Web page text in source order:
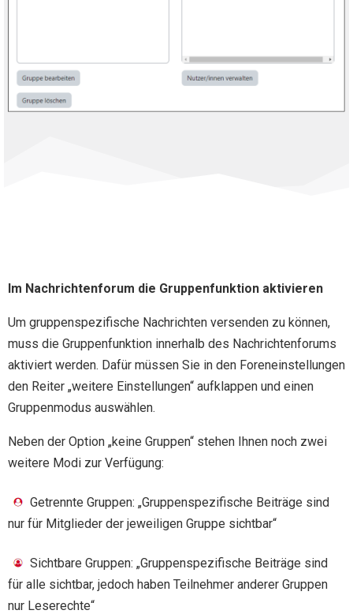
Im Nachrichtenforum die Gruppenfunktion aktivieren
Um gruppenspezifische Nachrichten versenden zu können,
muss die Gruppenfunktion innerhalb des Nachrichtenforums
aktiviert werden. Dafür müssen Sie in den Foreneinstellungen
den Reiter „weitere Einstellungen“ aufklappen und einen
Gruppenmodus auswählen.
Neben der Option „keine Gruppen“ stehen Ihnen noch zwei
weitere Modi zur Verfügung:
Getrennte Gruppen: „Gruppenspezifische Beiträge sind
nur für Mitglieder der jeweiligen Gruppe sichtbar“
Sichtbare Gruppen: „Gruppenspezifische Beiträge sind
für alle sichtbar, jedoch haben Teilnehmer anderer Gruppen
nur Leserechte“